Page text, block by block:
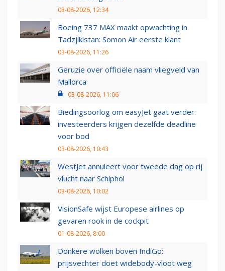
03-08-2026, 12:34
Boeing 737 MAX maakt opwachting in
Tadzjikistan: Somon Air eerste klant
03-08-2026, 11:26
Geruzie over officiële naam vliegveld van
Mallorca
03-08-2026, 11:06
Biedingsoorlog om easyJet gaat verder:
investeerders krijgen dezelfde deadline
voor bod
03-08-2026, 10:43
WestJet annuleert voor tweede dag op rij
vlucht naar Schiphol
03-08-2026, 10:02
VisionSafe wijst Europese airlines op
gevaren rook in de cockpit
01-08-2026, 8:00
Donkere wolken boven IndiGo:
prijsvechter doet widebody-vloot weg